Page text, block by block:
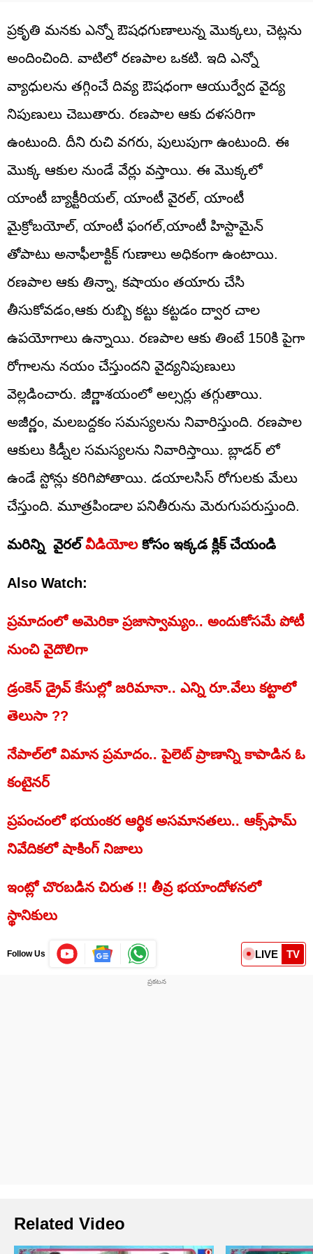
ప్రకృతి మనకు ఎన్నో ఔషధగుణాలున్న మొక్కలు, చెట్లను
అందించింది. వాటిలో రణపాల ఒకటి. ఇది ఎన్నో
వ్యాధులను తగ్గించే దివ్య ఔషధంగా ఆయుర్వేద వైద్య
నిపుణులు చెబుతారు. రణపాల ఆకు దళసరిగా
ఉంటుంది. దీని రుచి వగరు, పులుపుగా ఉంటుంది. ఈ
మొక్క ఆకుల నుండే వేర్లు వస్తాయి. ఈ మొక్కలో
యాంటీ బ్యాక్టీరియల్, యాంటీ వైరల్, యాంటీ
మైక్రోబయోల్, యాంటీ ఫంగల్,యాంటీ హిస్టామైన్
తోపాటు అనాఫీలాక్టిక్ గుణాలు అధికంగా ఉంటాయి.
రణపాల ఆకు తిన్నా, కషాయం తయారు చేసి
తీసుకోవడం,ఆకు రుబ్బి కట్టు కట్టడం ద్వార చాల
ఉపయోగాలు ఉన్నాయి. రణపాల ఆకు తింటే 150కి పైగా
రోగాలను నయం చేస్తుందని వైద్యనిపుణులు
వెల్లడించారు. జీర్ణాశయంలో అల్సర్లు తగ్గుతాయి.
అజీర్ణం, మలబద్దకం సమస్యలను నివారిస్తుంది. రణపాల
ఆకులు కిడ్నీల సమస్యలను నివారిస్తాయి. బ్లాడర్ లో
ఉండే స్టోన్లు కరిగిపోతాయి. డయాలసిస్ రోగులకు మేలు
చేస్తుంది. మూత్రపిండాల పనితీరును మెరుగుపరుస్తుంది.
మరిన్ని వైరల్ వీడియోలకోసం ఇక్కడ క్లిక్ చేయండి
Also Watch:
ప్రమాదంలో అమెరికా ప్రజాస్వామ్యం.. అందుకోసమే పోటీ
నుంచి వైదొలిగా
డ్రంకెన్ డ్రైవ్ కేసుల్లో జరిమానా.. ఎన్ని రూ.వేలు కట్టాలో
తెలుసా ??
నేపాల్‌లో విమాన ప్రమాదం.. పైలెట్ ప్రాణాన్ని కాపాడిన ఓ
కంటైనర్‌
ప్రపంచంలో భయంకర ఆర్థిక అసమానతలు.. ఆక్స్‌ఫామ్‌
నివేదికలో షాకింగ్‌ నిజాలు
ఇంట్లో చొరబడిన చిరుత !! తీవ్ర భయాందోళనలో
స్థానికులు
Follow Us LIVE TV
Related Video